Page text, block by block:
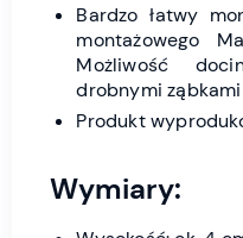
Bardzo łatwy
montażowego
Możliwość
drobnymi
Produkt
Wymiary: